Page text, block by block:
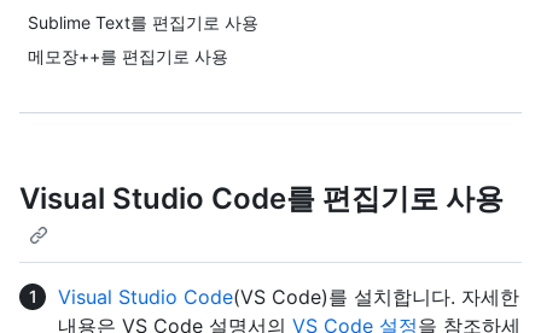
Sublime Text를 편집기로 사용
메모장++를 편집기로 사용
Visual Studio Code를 편집기로 사용
Visual Studio Code(VS Code)를 설치합니다. 자세한
내용은 VS Code 설명서의 VS Code 설정을 참조하세